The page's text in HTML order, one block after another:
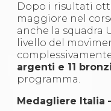
Dopo i risultati
maggiore nel
anche la squadra
livello del
argenti e 11 bronzi
programma.
Medagliere Italia